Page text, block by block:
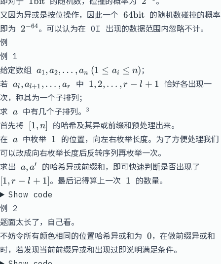
\mathrm{bit}
又因为异或是按位操作，因此一个 64
\mathrm{bit}
64bit 的随机数碰撞的概率
即为 2^{-64}
2−64。可以认为在 OI 出现的数据范围内忽略不计。
例
例 1
给定数组 a_1,
\dots,
a_n \
(1 \le
a_i
\le n)
a1, a2, … , an (1 ≤ ai ≤ n) ；
若 a_l,
a_{l+1},
a_r
al , al+1 , … , ar 中 1, 2,
r-l+1
1, 2, … , r − l + 1 恰好各出现一
次，称其为一个子排列；
求 a
a 中有几个子排列。 3
首先将 [1,n]
[1, n]
的哈希及其异或前缀和预处理出来。
在 a
a 中枚举 1
1 的位置，向左右枚举长度。为了方便处理我们
可以改成向右枚举长度后反转序列再枚举一次。
求出 a,
a, a′ 的哈希异或前缀和，即可快速判断是否出现了
[1, r − l + 1]。最后记得算上一次 1
1
的数量。
Show code
例 2
题面太长了， 自己看。
不妨令所有颜色相同的位置哈希异或和为 0
0，在做前缀异或和
时，若发现当前前缀异或和出现过即说明满足条件。